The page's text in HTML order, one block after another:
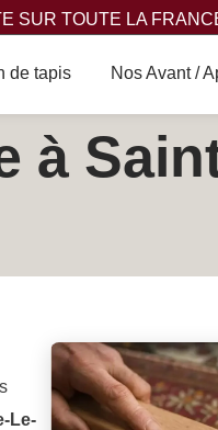
SUR TOUTE LA
de tapis Nos Avant /
à
Le-